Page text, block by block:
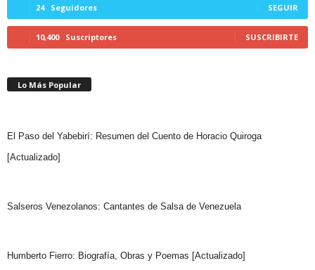
24 Seguidores SEGUIR
10,400 Suscriptores SUSCRIBIRTE
Lo Más Popular
El Paso del Yabebirí: Resumen del Cuento de Horacio Quiroga
[Actualizado]
Salseros Venezolanos: Cantantes de Salsa de Venezuela
Humberto Fierro: Biografía, Obras y Poemas [Actualizado]